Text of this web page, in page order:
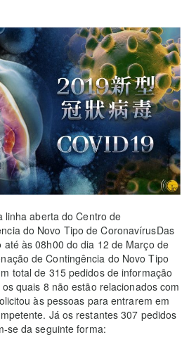
linha aberta do Centro de
do Novo Tipo de CoronavírusDas
às 08h00 do dia 12 de Março de
de Contingência do Novo Tipo
total de 315 pedidos de informação
quais 8 não estão relacionados com
às pessoas para entrarem em
Já os restantes 307 pedidos
se da seguinte forma: